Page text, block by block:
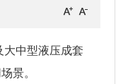
中型液压成套
景。